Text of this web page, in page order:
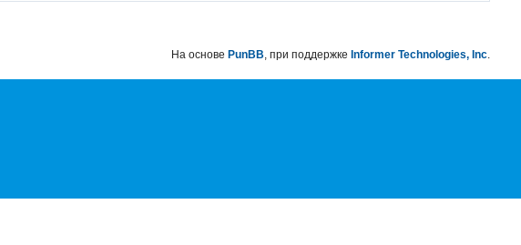
На основе PunBB, при поддержке Informer Technologies, Inc.